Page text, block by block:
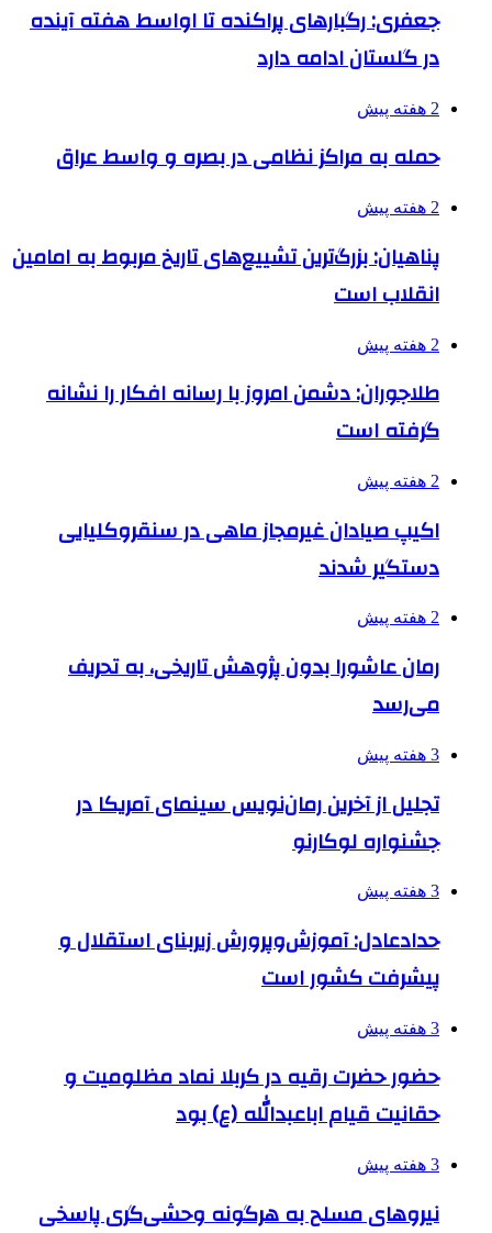
جعفری: رگبارهای پراکنده تا اواسط هفته آینده
در گلستان ادامه دارد
2 هفته پیش
حمله به مراکز نظامی در بصره و واسط عراق
2 هفته پیش
پناهیان: بزرگ‌ترین تشییع‌های تاریخ مربوط به امامین
انقلاب است
2 هفته پیش
طلاجوران: دشمن امروز با رسانه افکار را نشانه
گرفته است
2 هفته پیش
اکیپ صیادان غیرمجاز ماهی در سنقروکلیایی
دستگیر شدند
2 هفته پیش
رمان عاشورا بدون پژوهش تاریخی، به تحریف
می‌رسد
3 هفته پیش
تجلیل از آخرین رمان‌نویس سینمای آمریکا در
جشنواره لوکارنو
3 هفته پیش
حدادعادل: آموزش‌وپرورش زیربنای استقلال و
پیشرفت کشور است
3 هفته پیش
حضور حضرت رقیه در کربلا نماد مظلومیت و
حقانیت قیام اباعبدالله (ع) بود
3 هفته پیش
نیروهای مسلح به هرگونه وحشی‌گری پاسخی